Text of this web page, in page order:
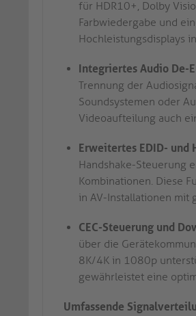
für HDR10+, Dolby
Farbwiedergabe und
Hochleistungsdisplays
Integriertes Audio De-
Trennung der
Soundsystemen oder
Videoaufteilung auch
Erweitertes EDID- und
Handshake-Steuerung
Kombinationen. Diese
in AV-Installationen mit
CEC-Steuerung und
über die
8K/4K in 1080p
gewährleistet eine
Umfassende